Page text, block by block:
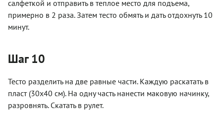
салфеткой и отправить в теплое место для подъема,
примерно в 2 раза. Затем тесто обмять и дать отдохнуть 10
минут.
Шаг 10
Тесто разделить на две равные части. Каждую раскатать в
пласт (30х40 см). На одну часть нанести маковую начинку,
разровнять. Скатать в рулет.